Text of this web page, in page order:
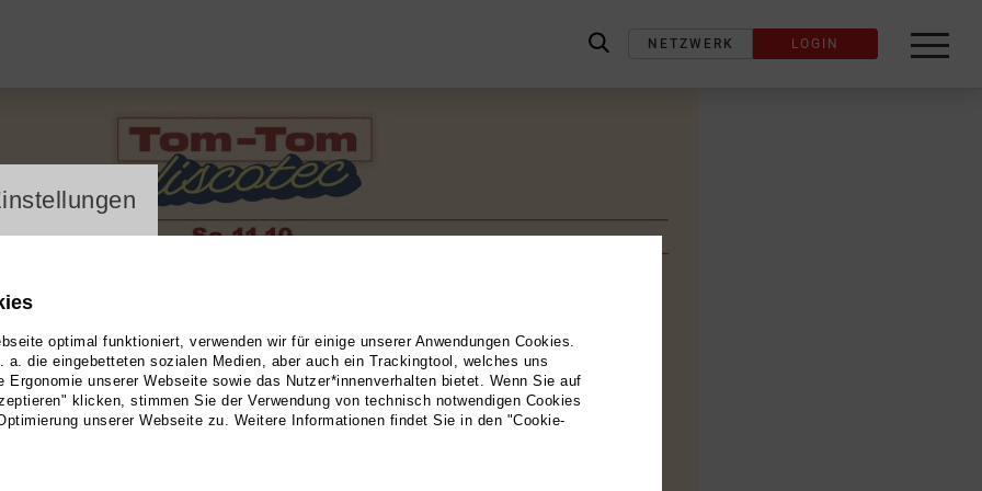
label_search
NETZWERK LOGIN
optimal funktioniert, verwenden wir für einige unserer Anwendungen Cookies.
a. die eingebetteten sozialen Medien, aber auch ein Trackingtool, welches uns
Ergonomie unserer Webseite sowie das Nutzer*innenverhalten bietet. Wenn Sie auf
klicken, stimmen Sie der Verwendung von technisch notwendigen Cookies
unserer Webseite zu. Weitere Informationen findet Sie in den "Cookie-